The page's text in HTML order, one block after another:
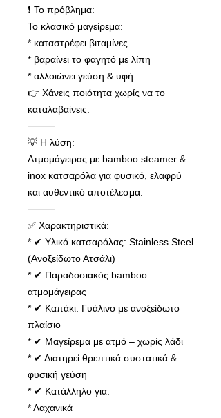
❗ Το πρόβλημα:
Το κλασικό μαγείρεμα:
* καταστρέφει βιταμίνες
* βαραίνει το φαγητό με λίπη
* αλλοιώνει γεύση & υφή
👉 Χάνεις ποιότητα χωρίς να το
καταλαβαίνεις.
⸻
💡 Η λύση:
Ατμομάγειρας με bamboo steamer &
inox κατσαρόλα για φυσικό, ελαφρύ
και αυθεντικό αποτέλεσμα.
⸻
✅ Χαρακτηριστικά:
* ✔ Υλικό κατσαρόλας: Stainless Steel
(Ανοξείδωτο Ατσάλι)
* ✔ Παραδοσιακός bamboo
ατμομάγειρας
* ✔ Καπάκι: Γυάλινο με ανοξείδωτο
πλαίσιο
* ✔ Μαγείρεμα με ατμό – χωρίς λάδι
* ✔ Διατηρεί θρεπτικά συστατικά &
φυσική γεύση
* ✔ Κατάλληλο για:
* Λαχανικά